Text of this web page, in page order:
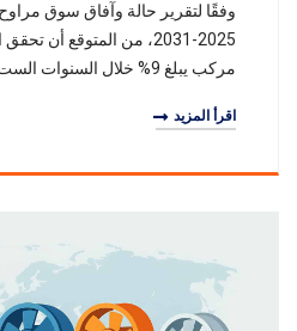
وفقًا لتقرير حالة وآفاق سوق
2025-2031، من المتوقع
مركب يبلغ 9% خلال
اقرأ المزيد